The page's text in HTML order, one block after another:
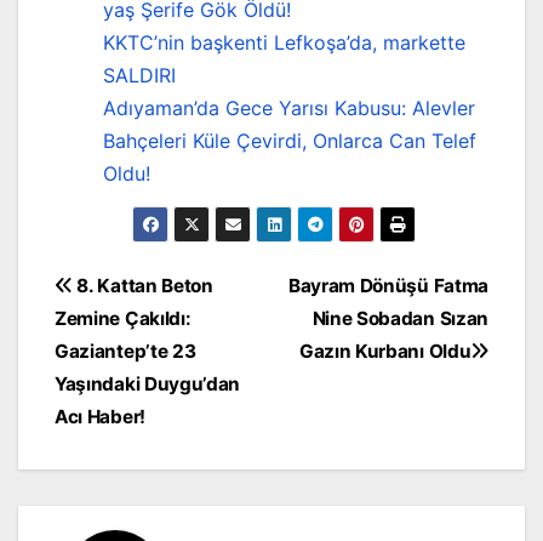
yaş Şerife Gök Öldü!
KKTC’nin başkenti Lefkoşa’da, markette
SALDIRI
Adıyaman’da Gece Yarısı Kabusu: Alevler
Bahçeleri Küle Çevirdi, Onlarca Can Telef
Oldu!
Yazı
gezinmesi
Bayram Dönüşü Fatma
Nine Sobadan Sızan
Gazın Kurbanı Oldu
8. Kattan Beton
Zemine Çakıldı:
Gaziantep’te 23
Yaşındaki Duygu’dan
Acı Haber!